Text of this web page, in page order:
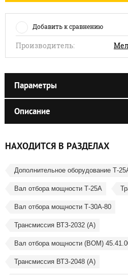
Добавить к сравнению
Производитель:
Параметры
Описание
НАХОДИТСЯ В РАЗДЕЛАХ
Дополнительное оборудование Т-
Вал отбора мощности Т-25А
Вал отбора мощности Т-30А-80
Трансмиссия ВТЗ-2032 (А)
Вал отбора мощности (ВОМ)
Трансмиссия ВТЗ-2048 (А)